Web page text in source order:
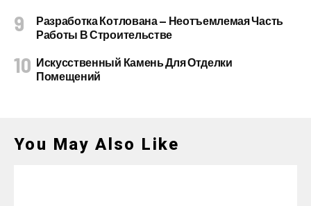
Разработка Котлована — Неотъемлемая Часть
Работы В Строительстве
Искусственный Камень Для Отделки
Помещений
You May Also Like